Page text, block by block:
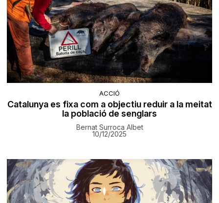
ACCIÓ
Catalunya es fixa com a objectiu reduir a la meitat
la població de senglars
Bernat Surroca Albet
10/12/2025